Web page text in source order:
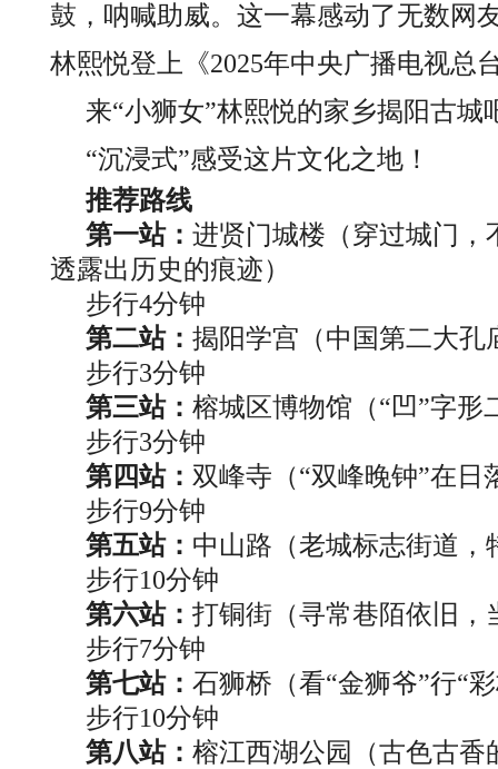
鼓，呐喊助威。这一幕感动了无数网
林熙悦登上《2025年中央广播电视总
来“小狮女”林熙悦的家乡揭阳古城
“沉浸式”感受这片文化之地！
推荐路线
第一站： 进贤门城楼（穿过城门，
透露出历史的痕迹）
步行4分钟
第二站： 揭阳学宫（中国第二大孔
步行3分钟
第三站： 榕城区博物馆（“凹”字
步行3分钟
第四站： 双峰寺（“双峰晚钟”在
步行9分钟
第五站： 中山路（老城标志街道，
步行10分钟
第六站： 打铜街（寻常巷陌依旧，
步行7分钟
第七站： 石狮桥（看“金狮爷”行“
步行10分钟
第八站： 榕江西湖公园（古色古香